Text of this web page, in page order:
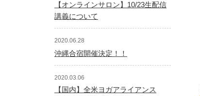
【オンラインサロン】10/23生配信
講義について
2020.06.28
沖縄合宿開催決定！！
2020.03.06
【国内】全米ヨガアライアンス